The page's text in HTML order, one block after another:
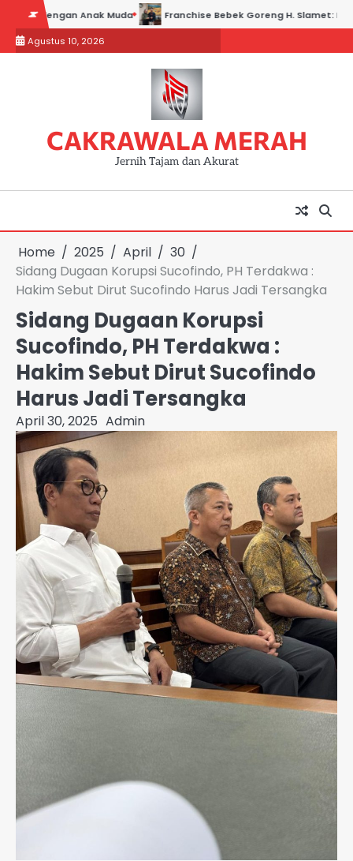
content
Anak Muda Franchise Bebek Goreng H. Slamet: Kisah Sukses
Agustus 10, 2026
CAKRAWALA MERAH
Jernih Tajam dan Akurat
Home 2025 April
30
Sidang Dugaan Korupsi Sucofindo, PH Terdakwa :
Hakim Sebut Dirut Sucofindo Harus Jadi Tersangka
Sidang Dugaan Korupsi
Sucofindo, PH Terdakwa :
Hakim Sebut Dirut Sucofindo
Harus Jadi Tersangka
April 30, 2025 Admin